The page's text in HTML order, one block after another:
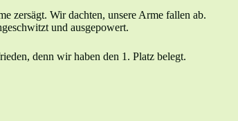
zersägt. Wir dachten, unsere Arme fallen ab.
und ausgepowert.
denn wir haben den 1. Platz belegt.